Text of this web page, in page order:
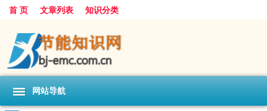
首 页 文章列表 知识分类
网站导航